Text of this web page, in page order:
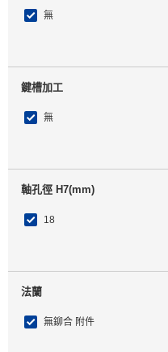
無
鍵槽加工
無
軸孔徑 H7(mm)
18
法蘭
無鉚合 附件